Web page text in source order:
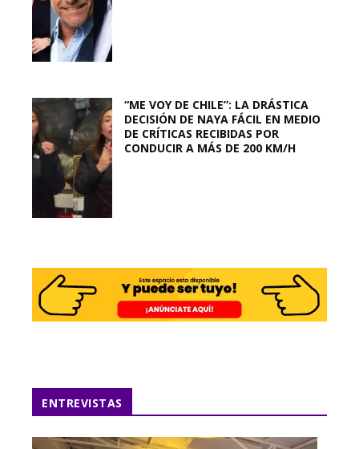
“ME VOY DE CHILE”: LA DRÁSTICA
DECISIÓN DE NAYA FÁCIL EN MEDIO
DE CRÍTICAS RECIBIDAS POR
CONDUCIR A MÁS DE 200 KM/H
ENTREVISTAS